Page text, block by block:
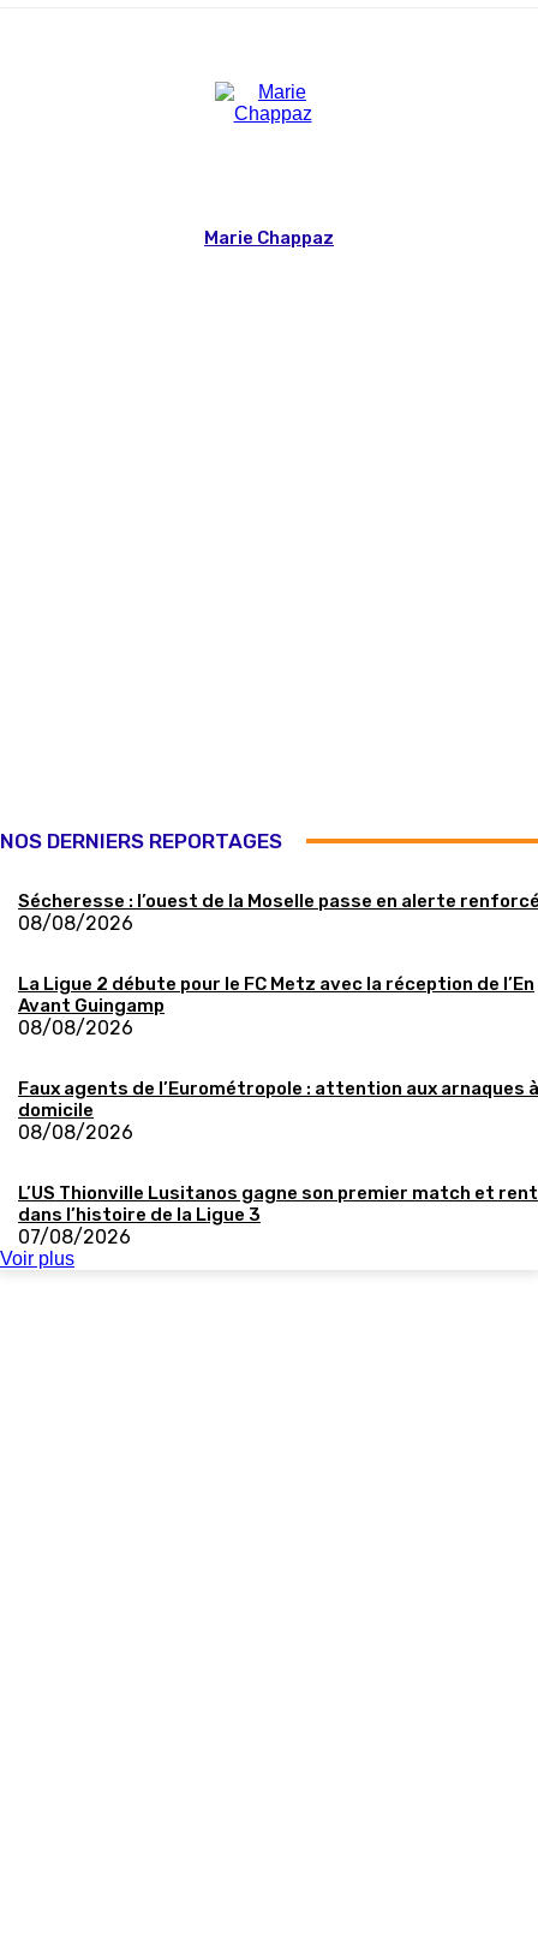
Marie Chappaz
NOS DERNIERS REPORTAGES
Sécheresse : l’ouest de la Moselle passe en alerte
08/08/2026
La Ligue 2 débute pour le FC Metz avec la réception de l’En
Avant Guingamp
08/08/2026
Faux agents de l’Eurométropole : attention aux arnaques à
domicile
08/08/2026
L’US Thionville Lusitanos gagne son premier match et
dans l’histoire de la Ligue 3
07/08/2026
Voir plus